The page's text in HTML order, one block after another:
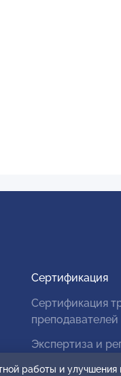
Сертификация
Сертификация
преподавателей
Экспертиза и
работы и